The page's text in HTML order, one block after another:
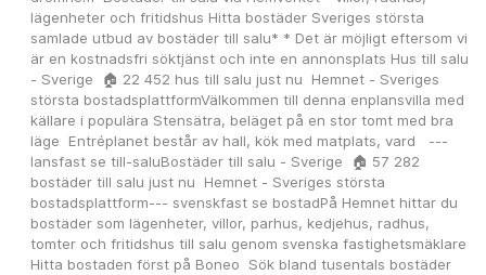
lägenheter och fritidshus Hitta bostäder Sveriges största
samlade utbud av bostäder till salu* * Det är möjligt eftersom vi
är en kostnadsfri söktjänst och inte en annonsplats Hus till salu
- Sverige  🏠 22 452 hus till salu just nu  Hemnet - Sveriges
största bostadsplattformVälkommen till denna enplansvilla med
källare i populära Stensätra, beläget på en stor tomt med bra
läge  Entréplanet består av hall, kök med matplats, vard   ---
lansfast se till-saluBostäder till salu - Sverige  🏠 57 282
bostäder till salu just nu  Hemnet - Sveriges största
bostadsplattform--- svenskfast se bostadPå Hemnet hittar du
bostäder som lägenheter, villor, parhus, kedjehus, radhus,
tomter och fritidshus till salu genom svenska fastighetsmäklare
Hitta bostaden först på Boneo  Sök bland tusentals bostäder